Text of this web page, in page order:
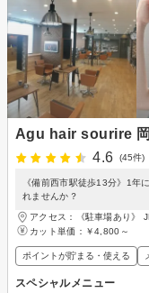
Agu hair sourire
4.6
(45件)
《備前西市駅徒歩13分》1年
れませんか？
アクセス：《駐車場あり》
カット単価： ￥4,800～
ポイントが貯まる・使える
スペシャルメニュー